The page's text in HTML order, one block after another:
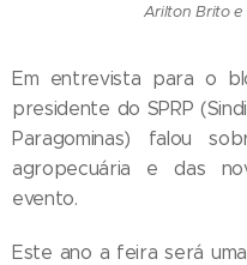
Arilton Brito e
Em entrevista para o
presidente do SPRP
Paragominas) falou
agropecuária e das
evento.
Este ano a feira será